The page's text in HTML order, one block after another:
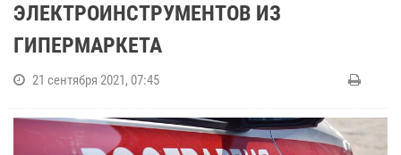
ЭЛЕКТРОИНСТРУМЕНТОВ ИЗ
ГИПЕРМАРКЕТА
21 сентября 2021, 07:45